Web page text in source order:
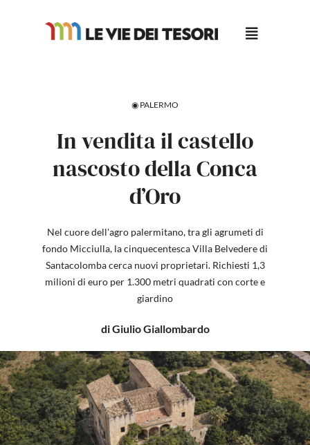
◉ PALERMO
In vendita il castello
nascosto della Conca
d’Oro
Nel cuore dell'agro palermitano, tra gli agrumeti di
fondo Micciulla, la cinquecentesca Villa Belvedere di
Santacolomba cerca nuovi proprietari. Richiesti 1,3
milioni di euro per 1.300 metri quadrati con corte e
giardino
di Giulio Giallombardo